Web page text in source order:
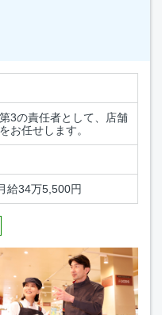
3の責任者として、店舗
お任せします。
給34万5,500円